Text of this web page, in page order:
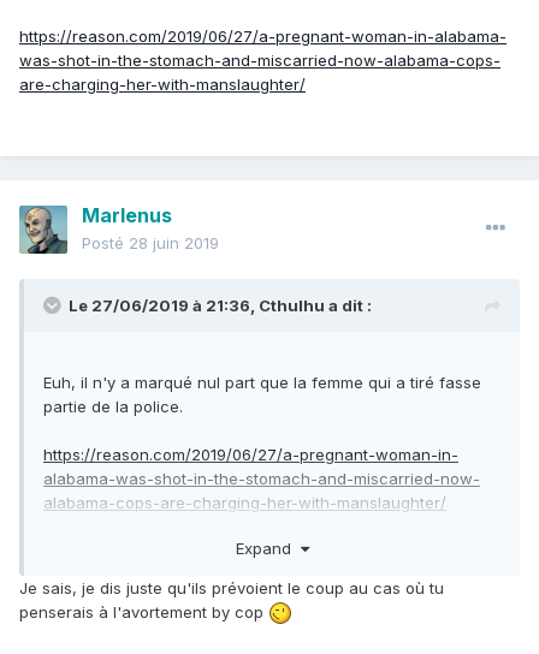
https://reason.com/2019/06/27/a-pregnant-woman-in-alabama-
was-shot-in-the-stomach-and-miscarried-now-alabama-cops-
are-charging-her-with-manslaughter/
Marlenus
Posté 28 juin 2019
Le 27/06/2019 à 21:36, Cthulhu a dit :
Euh, il n'y a marqué nul part que la femme qui a tiré fasse
partie de la police.
https://reason.com/2019/06/27/a-pregnant-woman-in-
alabama-was-shot-in-the-stomach-and-miscarried-now-
alabama-cops-are-charging-her-with-manslaughter/
Expand
Je sais, je dis juste qu'ils prévoient le coup au cas où tu
penserais à l'avortement by cop